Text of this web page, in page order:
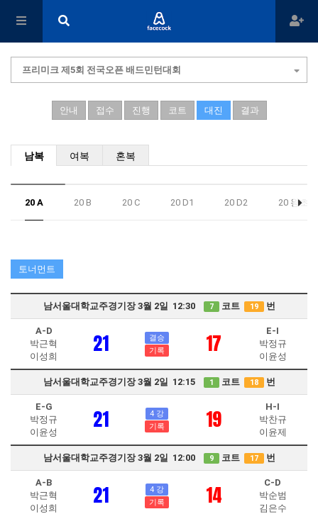
프리미크 제5회 전국오픈 배드민턴대회
안내 접수 진행 코트 대진 결과
남복 여복 혼복
20 A 20 B 20 C 20 D1 20 D2 20 왕초
토너먼트
남서울대학교주경기장 3월 2일 12:30 7 코트 19 번
A-D
박근혁
이성희
21
결승
기록
17
E-I
박정규
이윤성
남서울대학교주경기장 3월 2일 12:15 1 코트 18 번
E-G
박정규
이윤성
21
4 강
기록
19
H-I
박찬규
이윤제
남서울대학교주경기장 3월 2일 12:00 9 코트 17 번
A-B
박근혁
이성희
21
4 강
기록
14
C-D
박순범
김은수